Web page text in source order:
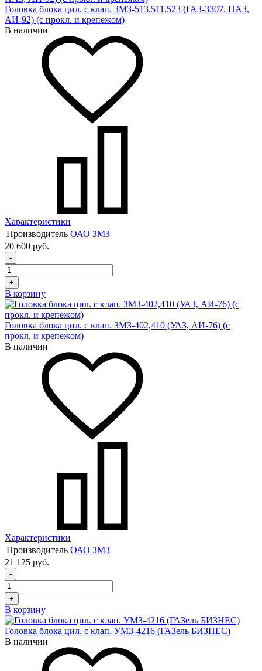
Головка блока цил. с клап. ЗМЗ-513,511,523 (ГАЗ-3307, ПАЗ,
АИ-92) (с прокл. и крепежом)
В наличии
Характеристики
Производитель ОАО ЗМЗ
20 600 руб.
-
+
В корзину
Головка блока цил. с клап. ЗМЗ-402,410 (УАЗ, АИ-76) (с
прокл. и крепежом)
В наличии
Характеристики
Производитель ОАО ЗМЗ
21 125 руб.
-
+
В корзину
Головка блока цил. с клап. УМЗ-4216 (ГАЗель БИЗНЕС)
В наличии